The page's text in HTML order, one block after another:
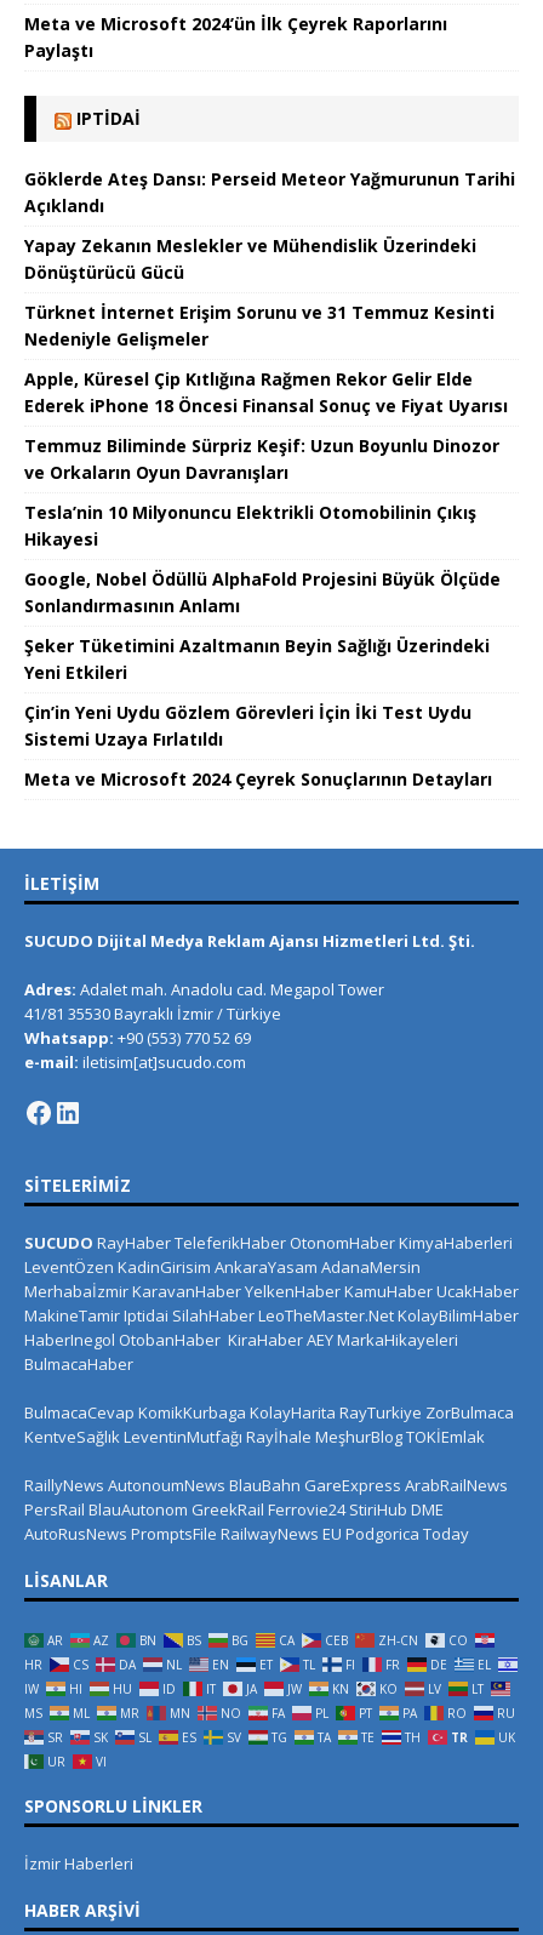
Meta ve Microsoft 2024’ün İlk Çeyrek Raporlarını
Paylaştı
IPTIDAI
Göklerde Ateş Dansı: Perseid Meteor Yağmurunun Tarihi
Açıklandı
Yapay Zekanın Meslekler ve Mühendislik Üzerindeki
Dönüştürücü Gücü
Türknet İnternet Erişim Sorunu ve 31 Temmuz Kesinti
Nedeniyle Gelişmeler
Apple, Küresel Çip Kıtlığına Rağmen Rekor Gelir Elde
Ederek iPhone 18 Öncesi Finansal Sonuç ve Fiyat Uyarısı
Temmuz Biliminde Sürpriz Keşif: Uzun Boyunlu Dinozor
ve Orkaların Oyun Davranışları
Tesla’nin 10 Milyonuncu Elektrikli Otomobilinin Çıkış
Hikayesi
Google, Nobel Ödüllü AlphaFold Projesini Büyük Ölçüde
Sonlandırmasının Anlamı
Şeker Tüketimini Azaltmanın Beyin Sağlığı Üzerindeki
Yeni Etkileri
Çin’in Yeni Uydu Gözlem Görevleri İçin İki Test Uydu
Sistemi Uzaya Fırlatıldı
Meta ve Microsoft 2024 Çeyrek Sonuçlarının Detayları
İLETIŞIM
SUCUDO Dijital Medya Reklam Ajansı Hizmetleri Ltd. Şti.
Adres: Adalet mah. Anadolu cad. Megapol Tower
41/81 35530 Bayraklı İzmir / Türkiye
Whatsapp: +90 (553) 770 52 69
e-mail: iletisim[at]sucudo.com
SITELERIMIZ
SUCUDO RayHaberTeleferikHaber OtonomHaberKimyaHaberleri
LeventÖzen KadinGirisim AnkaraYasam AdanaMersin
MerhabaİzmirKaravanHaberYelkenHaberKamuHaberUcakHaber
MakineTamirIptidai SilahHaberLeoTheMaster.NetKolayBilimHaber
HaberInegol OtobanHaber KiraHaberAEYMarkaHikayeleri
BulmacaHaber
BulmacaCevap KomikKurbaga KolayHarita RayTurkiye ZorBulmaca
KentveSağlıkLeventinMutfağı Rayİhale MeşhurBlogTOKİEmlak
RaillyNews AutonoumNews BlauBahn GareExpress ArabRailNews
PersRail BlauAutonom GreekRail Ferrovie24 StiriHub DME
AutoRusNews PromptsFile RailwayNews EU Podgorica Today
LISANLAR
AR AZ BN BS BG CA CEB ZH-CN
CO
HR
CS DA NL EN ET TL FI FR DE
EL
IW
HI HU ID IT JA JW KN KO LV
LT
MS
ML MR MN NO FA PL PT PA RO
RU
SR
SK SL ES SV TG TA TE TH TR
UK
UR
VI
SPONSORLU LINKLER
İzmir Haberleri
HABER ARŞIVI